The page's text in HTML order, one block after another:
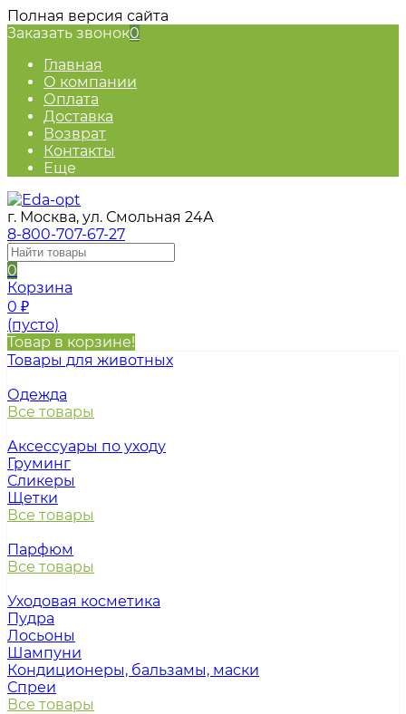
Полная версия сайта
Заказать звонок0
Главная
О компании
Оплата
Доставка
Возврат
Контакты
Еще
г. Москва, ул. Смольная 24А
8-800-707-67-27
0
Корзина
0 ₽
(пусто)
Товар в корзине!
Товары для животных
Одежда
Все товары
Аксессуары по уходу
Груминг
Сликеры
Щетки
Все товары
Парфюм
Все товары
Уходовая косметика
Пудра
Лосьоны
Шампуни
Кондиционеры, бальзамы, маски
Спреи
Все товары